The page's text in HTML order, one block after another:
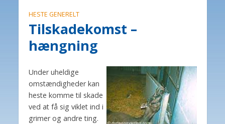
HESTE GENERELT
Tilskadekomst –
hængning
Under uheldige
omstændigheder kan
heste komme til skade
ved at få sig viklet ind i
grimer og andre ting.